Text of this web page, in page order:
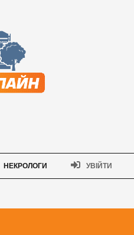
НЕКРОЛОГИ УВІЙТИ